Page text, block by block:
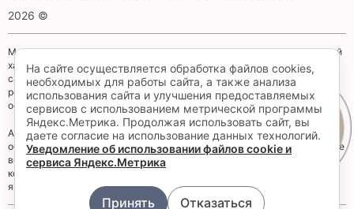
2026 ©
Материалы, размещенные на данной странице, носят информационный
характер и предназначены для образовательных целей. Посетители
сайта не должны использовать их в качестве медицинских
рекомендаций. Определение диагноза и выбор методики лечения
остается исключительной прерогативой вашего лечащего врача!
Администрация клиники принимает все меры по своевременному
обновлению размещенного на сайте прайс-листа, однако во избежание
возможных недоразумений, советуем уточнять стоимость услуг в
контакт-центре по телефону +7 (4012) 555-101. Размещенный прайс не
является офертой.
Запись
На сайте осуществляется обработка файлов cookies,
необходимых для работы сайта, а также анализа
использования сайта и улучшения предоставляемых
сервисов с использованием метрической программы
Яндекс.Метрика. Продолжая использовать сайт, вы
даете согласие на использование данных технологий.
Уведомление об использовании файлов cookie и
сервиса Яндекс.Метрика
Принять Отказаться